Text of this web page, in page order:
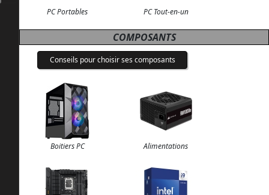
PC Portables PC Tout-en-un
COMPOSANTS
Conseils pour choisir ses composants
Boitiers PC Alimentations